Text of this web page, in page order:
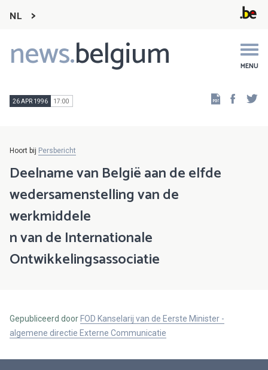
NL
news.belgium MENU
Main
navigation
26 APR 1996 17:00
Hoort bij Persbericht
Deelname van België aan de elfde
wedersamenstelling van de
werkmiddele
n van de Internationale
Ontwikkelingsassociatie
Gepubliceerd door FOD Kanselarij van de Eerste Minister -
algemene directie Externe Communicatie